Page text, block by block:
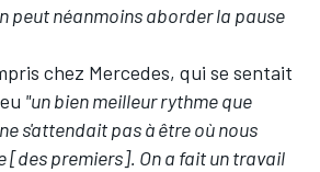
peut néanmoins aborder la pause
chez Mercedes, qui se sentait
"un bien meilleur rythme que
s'attendait pas à être où nous
[des premiers]. On a fait un travail